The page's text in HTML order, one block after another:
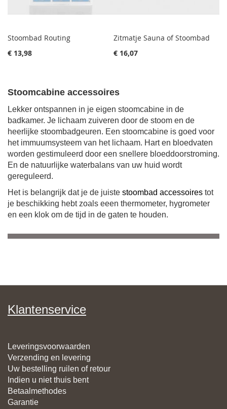
Stoombad Routing
€ 13,98
Zitmatje Sauna of Stoombad
€ 16,07
Stoomcabine accessoires
Lekker ontspannen in je eigen stoomcabine in de
badkamer. Je lichaam zuiveren door de stoom en de
heerlijke stoombadgeuren. Een stoomcabine is goed voor
het immuumsysteem van het lichaam. Hart en bloedvaten
worden gestimuleerd door een snellere bloeddoorstroming.
En de natuurlijke waterbalans van uw huid wordt
gereguleerd.
Het is belangrijk dat je de juiste stoombad accessoires tot
je beschikking hebt zoals eeen thermometer, hygrometer
en een klok om de tijd in de gaten te houden.
Klantenservice
Leveringsvoorwaarden
Verzending en levering
Uw bestelling ruilen of retour
Indien u niet thuis bent
Betaalmethodes
Garantie